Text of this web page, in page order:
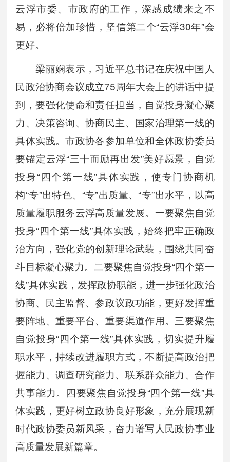
云浮市委、市政府的工作，深感成绩来之不
易，必将倍加珍惜，坚信第二个“云浮30年”会
更好。
梁丽娴表示，习近平总书记在庆祝中国人
民政治协商会议成立75周年大会上的讲话中提
到，要强化使命和责任担当，自觉投身凝心聚
力、决策咨询、协商民主、国家治理第一线的
具体实践。市政协各参加单位和全体政协委员
要锚定云浮“三十而励再出发”美好愿景，自觉
投身“四个第一线”具体实践，使专门协商机
构“专”出特色、“专”出质量、“专”出水平，以高
质量履职服务云浮高质量发展。一要聚焦自觉
投身“四个第一线”具体实践，始终把牢正确政
治方向，强化党的创新理论武装，围绕共同奋
斗目标凝心聚力。二要聚焦自觉投身“四个第一
线”具体实践，发挥政协职能，进一步强化政治
协商、民主监督、参政议政功能，更好发挥重
要阵地、重要平台、重要渠道作用。三要聚焦
自觉投身“四个第一线”具体实践，切实提升履
职水平，持续改进履职方式，不断提高政治把
握能力、调查研究能力、联系群众能力、合作
共事能力。四要聚焦自觉投身“四个第一线”具
体实践，更好树立政协良好形象，充分展现新
时代政协委员新风采，奋力谱写人民政协事业
高质量发展新篇章。